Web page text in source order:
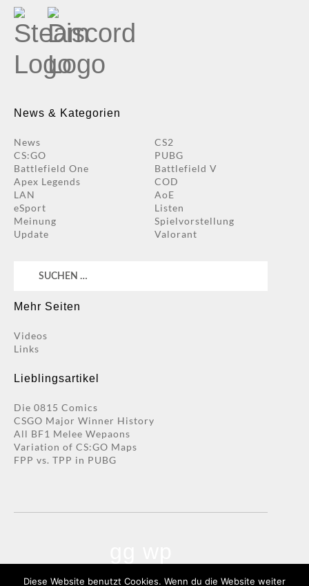
News & Kategorien
News
CS2
CS:GO
PUBG
Battlefield One
Battlefield V
Apex Legends
COD
LAN
AoE
eSport
Listen
Meinung
Spielvorstellung
Update
Valorant
Suchen
Mehr Seiten
Videos
Links
Lieblingsartikel
Die 0815 Comics
CSGO Major Winner History
All BF1 Melee Wepaons
Variation of CS:GO Maps
FPP vs. TPP in PUBG
Diese Website benutzt Cookies. Wenn du die Website weiter